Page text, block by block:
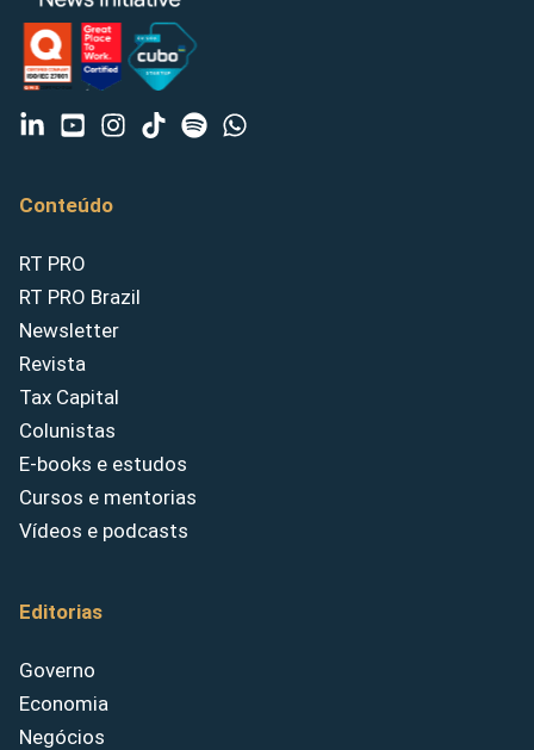
Conteúdo
RT PRO
RT PRO Brazil
Newsletter
Revista
Tax Capital
Colunistas
E-books e estudos
Cursos e mentorias
Vídeos e podcasts
Editorias
Governo
Economia
Negócios